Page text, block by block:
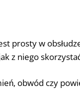
prosty w
z niego
obwód czy